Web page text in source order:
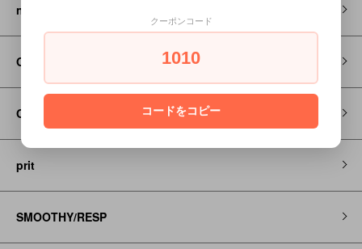
nunuforme
On
OQNO
prit
SMOOTHY/RESP
クーポンコード
1010
コードをコピー